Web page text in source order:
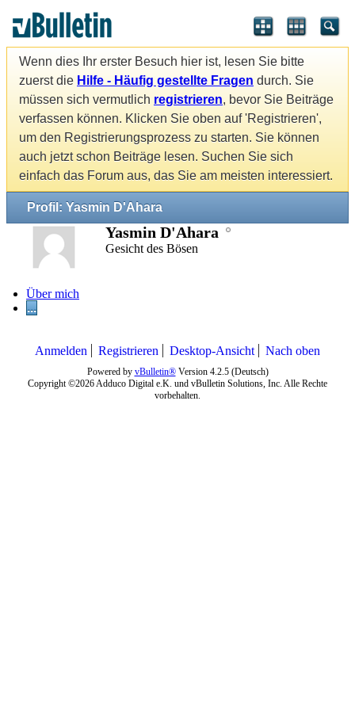
Wenn dies Ihr erster Besuch hier ist, lesen Sie bitte
zuerst die Hilfe - Häufig gestellte Fragen durch. Sie
müssen sich vermutlich registrieren, bevor Sie Beiträge
verfassen können. Klicken Sie oben auf 'Registrieren',
um den Registrierungsprozess zu starten. Sie können
auch jetzt schon Beiträge lesen. Suchen Sie sich
einfach das Forum aus, das Sie am meisten interessiert.
Profil: Yasmin D'Ahara
Yasmin D'Ahara
Gesicht des Bösen
Über mich
...
Anmelden Registrieren Desktop-Ansicht Nach oben
Powered by vBulletin®Version 4.2.5 (Deutsch)
Copyright ©2026 Adduco Digital e.K. und vBulletin Solutions, Inc. Alle Rechte
vorbehalten.